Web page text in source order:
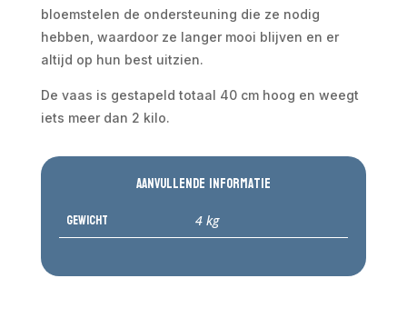
bloemstelen de ondersteuning die ze nodig
hebben, waardoor ze langer mooi blijven en er
altijd op hun best uitzien.
De vaas is gestapeld totaal 40 cm hoog en weegt
iets meer dan 2 kilo.
Aanvullende informatie
Gewicht 4 kg